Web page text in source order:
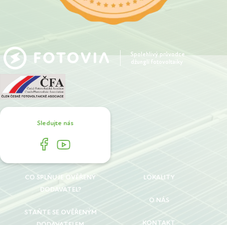
Spolehlivý průvodce
džunglí fotovoltaiky
Sledujte nás
CO SPLŇUJE OVĚŘENÝ
DODAVATEL?
STAŇTE SE OVĚŘENÝM
LOKALITY
O NÁS
KONTAKT